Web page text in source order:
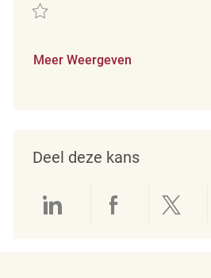
Redden Store Cleaning Associate
Meer Weergeven
Deel deze kans
Delen via LinkedIn
Delen via